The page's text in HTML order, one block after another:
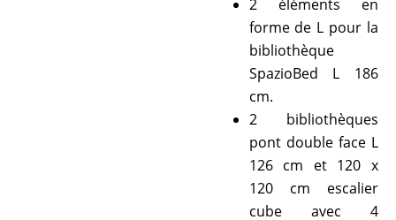
2 éléments en
forme de L pour la
bibliothèque
SpazioBed L 186
cm.
2 bibliothèques
pont double face L
126 cm et 120 x
120 cm escalier
cube avec 4